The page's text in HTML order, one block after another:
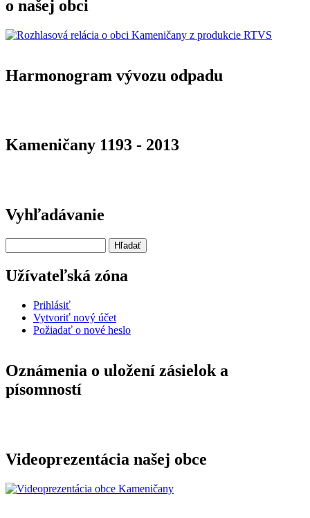
o našej obci
Harmonogram vývozu odpadu
Kameničany 1193 - 2013
Vyhľadávanie
Užívateľská zóna
Prihlásiť
Vytvoriť nový účet
Požiadať o nové heslo
Oznámenia o uložení zásielok a
písomností
Videoprezentácia našej obce